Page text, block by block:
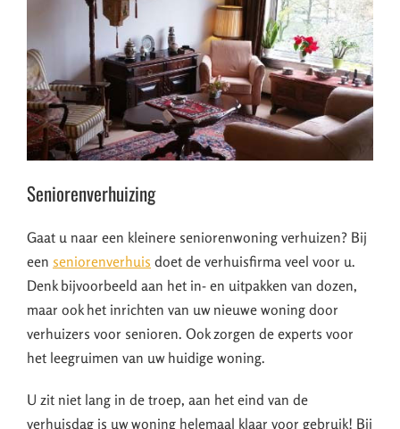
Seniorenverhuizing
Gaat u naar een kleinere seniorenwoning verhuizen? Bij
een seniorenverhuis doet de verhuisfirma veel voor u.
Denk bijvoorbeeld aan het in- en uitpakken van dozen,
maar ook het inrichten van uw nieuwe woning door
verhuizers voor senioren. Ook zorgen de experts voor
het leegruimen van uw huidige woning.
U zit niet lang in de troep, aan het eind van de
verhuisdag is uw woning helemaal klaar voor gebruik! Bij